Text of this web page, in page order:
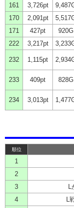
161
3,726pt
170
2,091pt
171
427pt 920G
222
3,217pt
232 1,115pt
233 409pt 828G
234 3,013pt
順位
1
2
3
L
4
L